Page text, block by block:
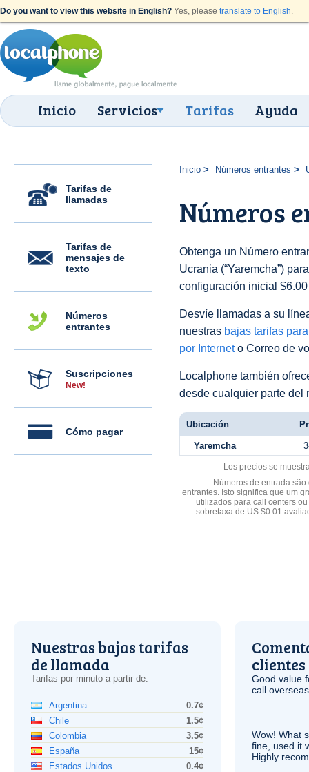
Do you want to view this website in English? Yes, please translate to English.
Inicio Servicios Tarifas Ayuda
Tarifas de
llamadas
Tarifas de
mensajes de
texto
Números
entrantes
Suscripciones
New!
Cómo pagar
Inicio Números entrantes
Números
Obtenga un Número
Ucrania (“Yaremcha”)
configuración inicial
Desvíe llamadas a su
nuestras bajas tarifas
por Interneto Correo de
Localphone también
desde cualquier parte del
Ubicación
Yaremcha
Los precios se
Números de entrada
entrantes. Isto significa que um
utilizados para call centers
sobretaxa de US $0.01
Nuestras bajas tarifas
de llamada
Tarifas por minuto a partir de:
Argentina
0.7¢
Chile
1.5¢
Colombia
3.5¢
España
15¢
Estados Unidos
0.4¢
clientes
Good value
call
Wow! What
fine, used it
Highly